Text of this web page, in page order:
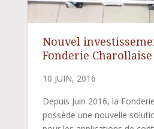
Nouvel
Fonderie Charollaise
10 JUIN, 2016
Depuis Juin 2016, la
possède une nouvelle